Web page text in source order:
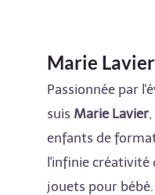
Marie Lavier
Passionnée par
suis Marie Lavier
enfants de
l'infinie créativité
jouets pour